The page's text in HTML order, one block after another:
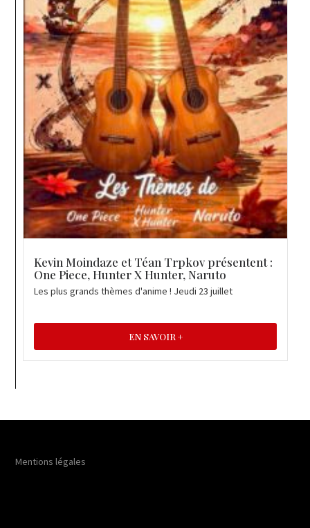
Kevin Moindaze et Téan Trpkov présentent :
One Piece, Hunter X Hunter, Naruto
Les plus grands thèmes d'anime ! Jeudi 23 juillet
EN SAVOIR +
Mentions légales